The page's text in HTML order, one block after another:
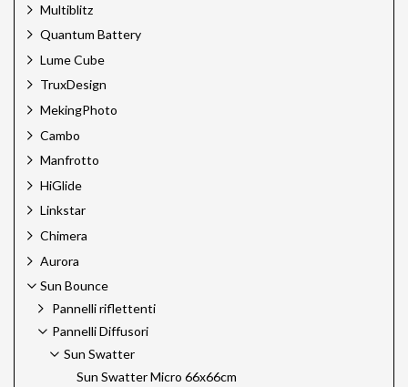
Multiblitz
Quantum Battery
Lume Cube
TruxDesign
MekingPhoto
Cambo
Manfrotto
HiGlide
Linkstar
Chimera
Aurora
Sun Bounce
Pannelli riflettenti
Pannelli Diffusori
Sun Swatter
Sun Swatter Micro 66x66cm